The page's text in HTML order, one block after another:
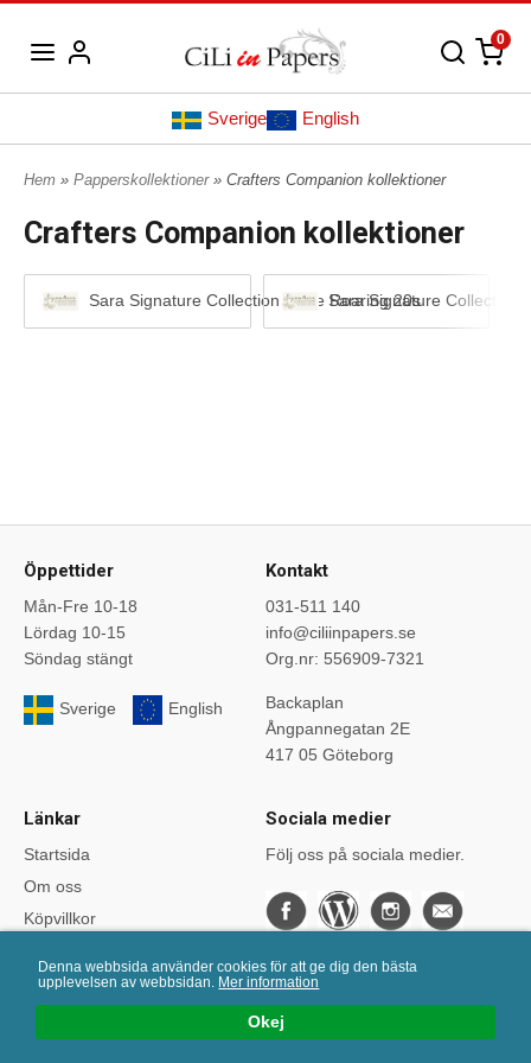
Okej
Denna webbsida använder cookies för att ge dig den bästa
upplevelsen av webbsidan. Mer information
0
Sverige English
Hem » Papperskollektioner » Crafters Companion kollektioner
Crafters Companion kollektioner
Sara Signature Collection - The Roaring 20sSara Signature Collection
Öppettider
Mån-Fre 10-18
Lördag 10-15
Söndag stängt
Sverige English
Kontakt
031-511 140
info@ciliinpapers.se
Org.nr: 556909-7321
Backaplan
Ångpannegatan 2E
417 05 Göteborg
Länkar
Startsida
Om oss
Köpvillkor
Kurser
Sociala medier
Följ oss på sociala medier.